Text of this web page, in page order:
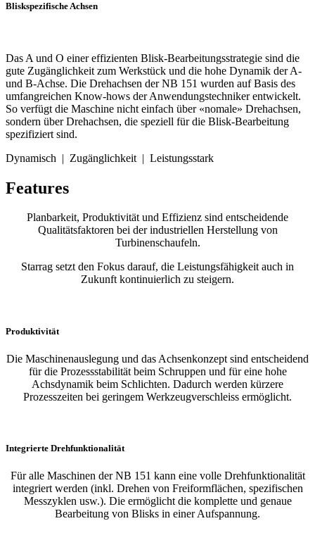
Bliskspezifische Achsen
Das A und O einer effizienten Blisk-Bearbeitungsstrategie sind die
gute Zugänglichkeit zum Werkstück und die hohe Dynamik der A-
und B-Achse. Die Drehachsen der NB 151 wurden auf Basis des
umfangreichen Know-hows der Anwendungstechniker entwickelt.
So verfügt die Maschine nicht einfach über «nomale» Drehachsen,
sondern über Drehachsen, die speziell für die Blisk-Bearbeitung
spezifiziert sind.
Dynamisch | Zugänglichkeit | Leistungsstark
Features
Planbarkeit, Produktivität und Effizienz sind entscheidende
Qualitätsfaktoren bei der industriellen Herstellung von
Turbinenschaufeln.
Starrag setzt den Fokus darauf, die Leistungsfähigkeit auch in
Zukunft kontinuierlich zu steigern.
Produktivität
Die Maschinenauslegung und das Achsenkonzept sind entscheidend
für die Prozessstabilität beim Schruppen und für eine hohe
Achsdynamik beim Schlichten. Dadurch werden kürzere
Prozesszeiten bei geringem Werkzeugverschleiss ermöglicht.
Integrierte Drehfunktionalität
Für alle Maschinen der NB 151 kann eine volle Drehfunktionalität
integriert werden (inkl. Drehen von Freiformflächen, spezifischen
Messzyklen usw.). Die ermöglicht die komplette und genaue
Bearbeitung von Blisks in einer Aufspannung.